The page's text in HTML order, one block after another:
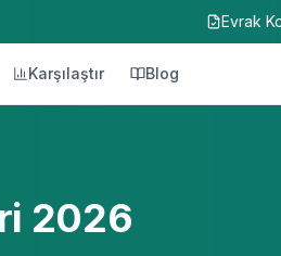
Evrak
Karşılaştır Blog
2026